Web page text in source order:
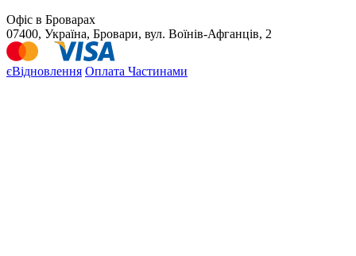
Офіс в Броварах
07400, Україна, Бровари, вул. Воїнів-Афганців, 2
єВідновлення Оплата Частинами